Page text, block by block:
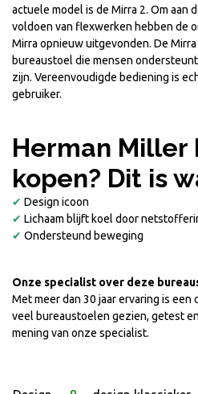
actuele model is de Mirra 2. Om aan
voldoen van flexwerken hebben de
Mirra opnieuw uitgevonden. De
bureaustoel die mensen
zijn. Vereenvoudigde bediening is
gebruiker.
Herman Miller
kopen? Dit is
✔ Design icoon
✔ Lichaam blijft koel door
✔ Ondersteund beweging
Onze specialist over deze
Met meer dan 30 jaar ervaring is een
veel bureaustoelen gezien, getest
mening van onze specialist.